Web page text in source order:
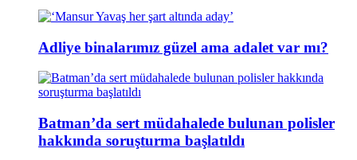
Adliye binalarımız güzel ama adalet var mı?
Batman’da sert müdahalede bulunan polisler
hakkında soruşturma başlatıldı